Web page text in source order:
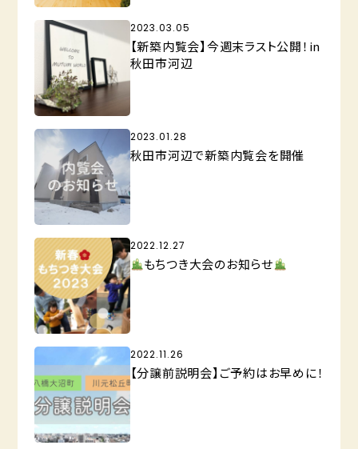
2023.03.05
【新築内覧会】今週末ラスト公開！in
秋田市河辺
2023.01.28
秋田市河辺で新築内覧会を開催
2022.12.27
もちつき大会のお知らせ
2022.11.26
【分譲前説明会】ご予約はお早めに！